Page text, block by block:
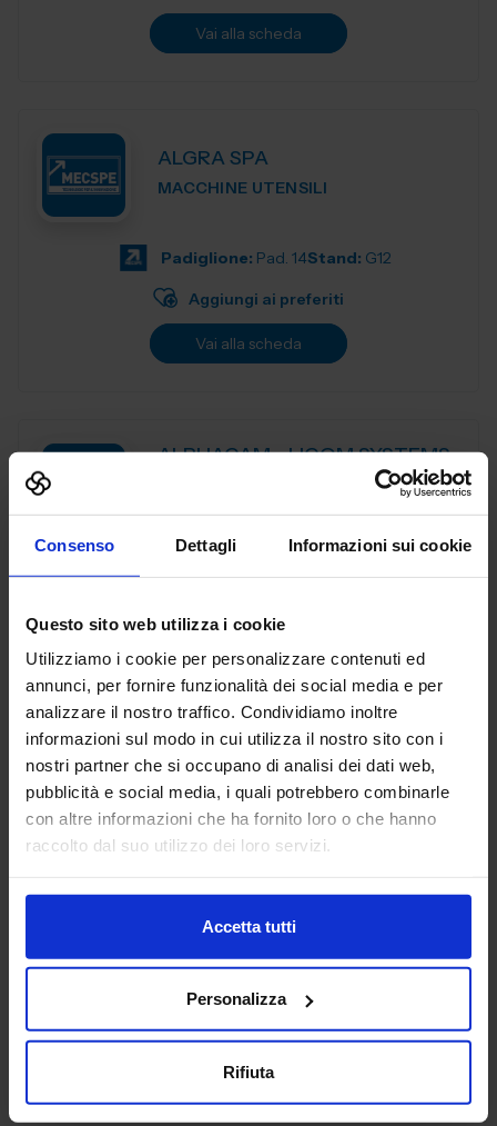
Consenso Dettagli Informazioni sui cookie
Questo sito web utilizza i cookie
Utilizziamo i cookie per personalizzare contenuti ed
annunci, per fornire funzionalità dei social media e per
analizzare il nostro traffico. Condividiamo inoltre
informazioni sul modo in cui utilizza il nostro sito con i
nostri partner che si occupano di analisi dei dati web,
pubblicità e social media, i quali potrebbero combinarle
con altre informazioni che ha fornito loro o che hanno
raccolto dal suo utilizzo dei loro servizi.
Accetta tutti
Personalizza
Rifiuta
Vai alla scheda
ALGRA SPA
MACCHINE UTENSILI
Padiglione: Pad. 14Stand: G12
Aggiungi ai preferiti
Vai alla scheda
ALPHACAM - LICOM SYSTEMS
MACCHINE UTENSILI
ALPHACAM è il CAD-CAM distribuito da Licom Systems . E'
macchine utensili siano essi centri di lavoro, pantografi,
Padiglione: Pad. 16Stand: E43
Aggiungi ai preferiti
Vai alla scheda
Padiglione:Pad. 14Stand:E31